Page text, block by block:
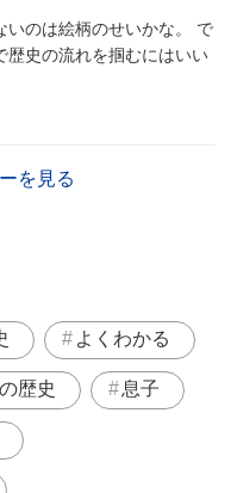
いのは絵柄のせいかな。 で
歴史の流れを掴むにはいい
を見る
よくわかる
歴史 息子